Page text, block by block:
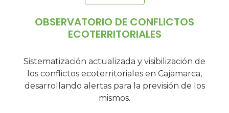
OBSERVATORIO DE CONFLICTOS
ECOTERRITORIALES
Sistematización actualizada y visibilización de
los conflictos ecoterritoriales en Cajamarca,
desarrollando alertas para la previsión de los
mismos.